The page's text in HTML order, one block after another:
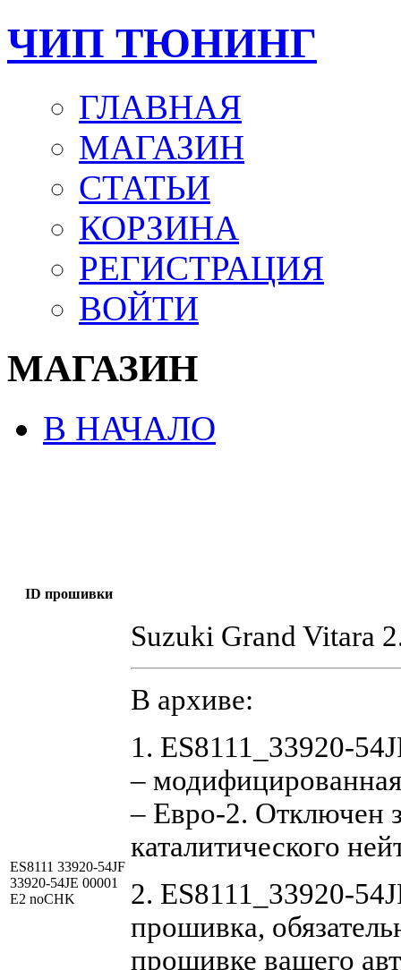
ЧИП ТЮНИНГ
ГЛАВНАЯ
МАГАЗИН
СТАТЬИ
КОРЗИНА
РЕГИСТРАЦИЯ
ВОЙТИ
МАГАЗИН
В НАЧАЛО
ID прошивки
ES8111 33920-54JF
33920-54JE 00001
E2 noCHK
Suzuki Grand Vitara
В архиве:
1. ES8111_33920-
–
– Евро-2. Отключен
каталитического
2. ES8111_33920-
прошивка,
прошивке вашего